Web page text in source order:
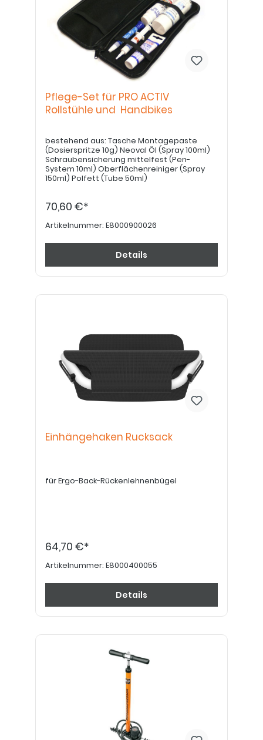
Pflege-Set für PRO ACTIV
Rollstühle und Handbikes
bestehend aus: Tasche Montagepaste
(Dosierspritze 10g) Neoval Öl (Spray 100ml)
Schraubensicherung mittelfest (Pen-
System 10ml) Oberflächenreiniger (Spray
150ml) Polfett (Tube 50ml)
70,60 €*
Artikelnummer: E8000900026
Details
Einhängehaken Rucksack
für Ergo-Back-Rückenlehnenbügel
64,70 €*
Artikelnummer: E8000400055
Details